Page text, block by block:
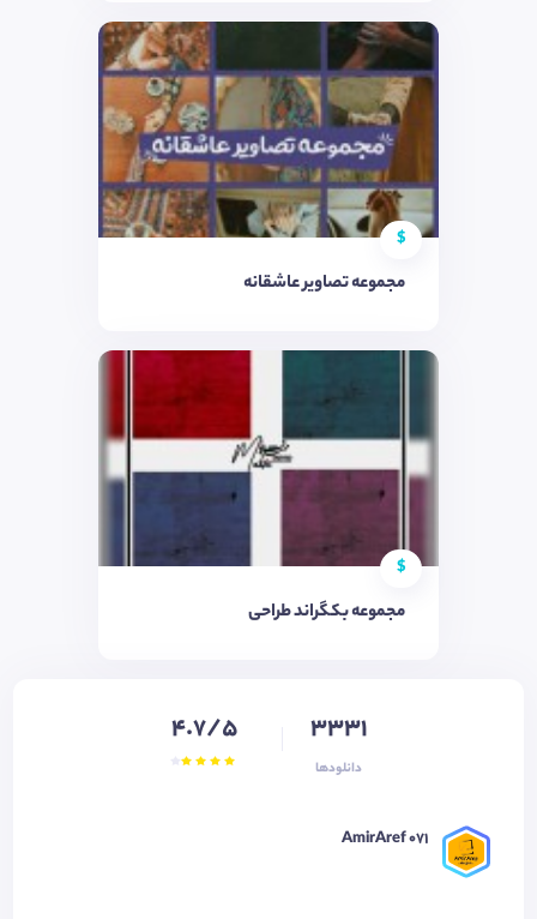
$
مجموعه تصاویر عاشقانه
$
مجموعه بکگراند طراحی
3331
دانلودها
4.7/5
AmirAref 071